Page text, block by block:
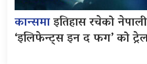
कान्समाइतिहास रचेको
‘इलिफेन्ट्स इन द फग’ को